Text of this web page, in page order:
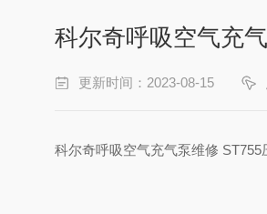
科尔奇呼吸空气充
更新时间：2023-08-15
科尔奇呼吸空气充气泵维修 ST755